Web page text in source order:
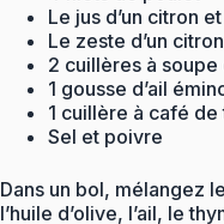
Le jus d’un citron
Le zeste d’un
2 cuillères à soupe
1 gousse d’ail
1 cuillère à café de
Sel et poivre
Dans un bol, mélangez
l’huile d’olive, l’ail, le